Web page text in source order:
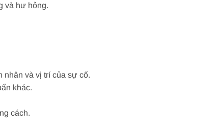
và hư hỏng.
nhân và vị trí của sự cố.
khác.
cách.